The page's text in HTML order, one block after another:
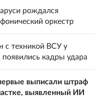
рождался
оркестр
с техникой ВСУ у
кадры удара
выписали штраф
выявленный ИИ